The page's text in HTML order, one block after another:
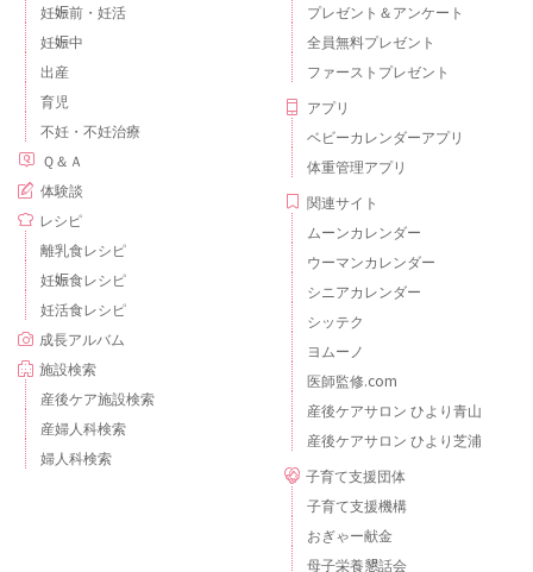
妊娠前・妊活
妊娠中
出産
育児
不妊・不妊治療
Ｑ＆Ａ
体験談
レシピ
離乳食レシピ
妊娠食レシピ
妊活食レシピ
成長アルバム
施設検索
産後ケア施設検索
産婦人科検索
婦人科検索
プレゼント＆アンケート
全員無料プレゼント
ファーストプレゼント
アプリ
ベビーカレンダーアプリ
体重管理アプリ
関連サイト
ムーンカレンダー
ウーマンカレンダー
シニアカレンダー
シッテク
ヨムーノ
医師監修.com
産後ケアサロン ひより青山
産後ケアサロン ひより芝浦
子育て支援団体
子育て支援機構
おぎゃー献金
母子栄養懇話会